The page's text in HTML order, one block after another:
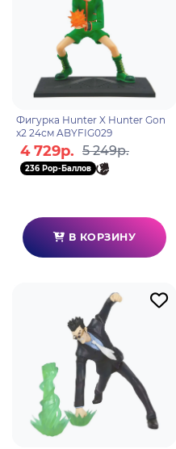
Фигурка Hunter X Hunter Gon
x2 24см ABYFIG029
4 729р. 5 249р.
236 Pop-Баллов
В КОРЗИНУ